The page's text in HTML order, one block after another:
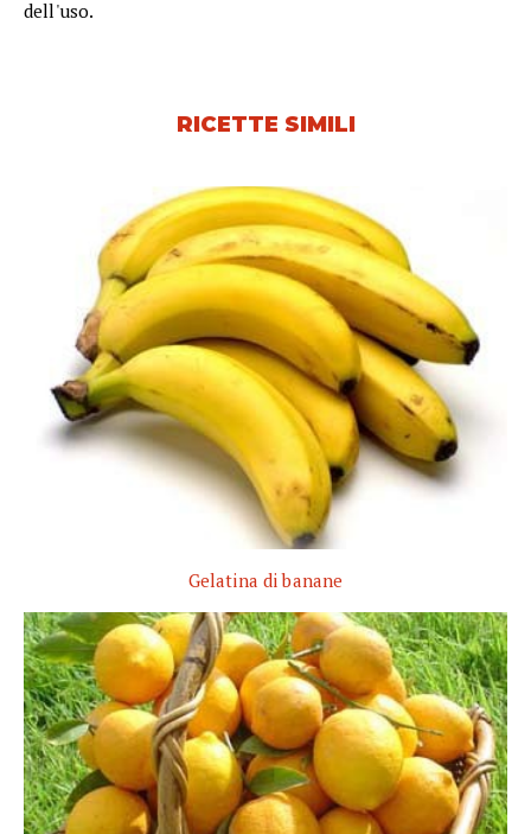
dell'uso.
RICETTE SIMILI
Gelatina di banane